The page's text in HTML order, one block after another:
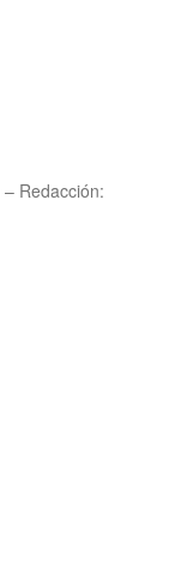
– Redacción: